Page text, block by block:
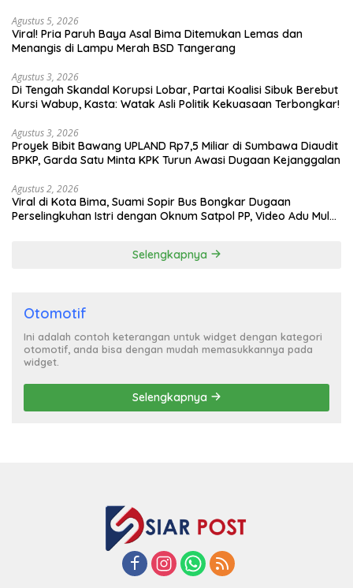
Agustus 5, 2026
Viral! Pria Paruh Baya Asal Bima Ditemukan Lemas dan
Menangis di Lampu Merah BSD Tangerang
Agustus 3, 2026
Di Tengah Skandal Korupsi Lobar, Partai Koalisi Sibuk Berebut
Kursi Wabup, Kasta: Watak Asli Politik Kekuasaan Terbongkar!
Agustus 3, 2026
Proyek Bibit Bawang UPLAND Rp7,5 Miliar di Sumbawa Diaudit
BPKP, Garda Satu Minta KPK Turun Awasi Dugaan Kejanggalan
Agustus 2, 2026
Viral di Kota Bima, Suami Sopir Bus Bongkar Dugaan
Perselingkuhan Istri dengan Oknum Satpol PP, Video Adu Mulut
Selengkapnya
Otomotif
Ini adalah contoh keterangan untuk widget dengan kategori
otomotif, anda bisa dengan mudah memasukkannya pada
widget.
Selengkapnya